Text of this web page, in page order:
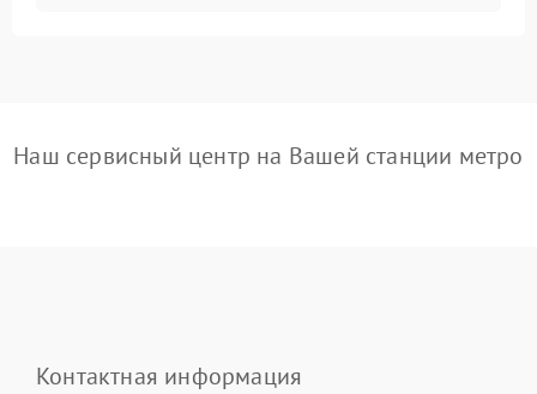
Наш сервисный центр на Вашей станции метро
Контактная информация